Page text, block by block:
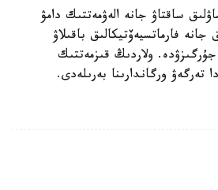
ساقتاۋ جانە الەۋمەتتىك دامۋ
جانە فارماتسيەۆتيكالىق باقىلاۋ
ولاردىڭ قىزمەتتىك
تەرگەۋ ورگاندارىنا بەرىلەدى.